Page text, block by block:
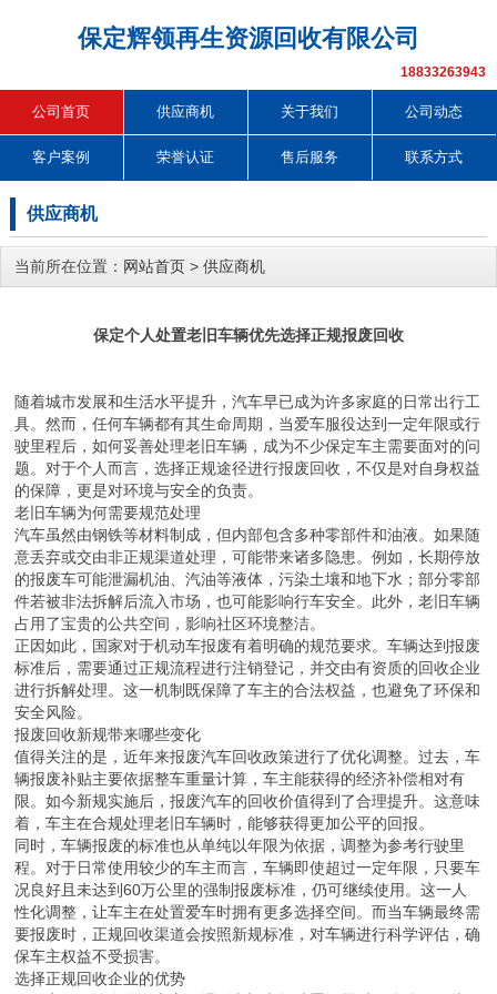
保定辉领再生资源回收有限公司
18833263943
公司首页 供应商机 关于我们 公司动态
客户案例 荣誉认证 售后服务 联系方式
供应商机
当前所在位置： 网站首页 > 供应商机
保定个人处置老旧车辆优先选择正规报废回收
随着城市发展和生活水平提升，汽车早已成为许多家庭的日常出行工
具。然而，任何车辆都有其生命周期，当爱车服役达到一定年限或行
驶里程后，如何妥善处理老旧车辆，成为不少保定车主需要面对的问
题。对于个人而言，选择正规途径进行报废回收，不仅是对自身权益
的保障，更是对环境与安全的负责。
老旧车辆为何需要规范处理